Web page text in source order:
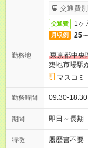
りサービス
交通費
交通費 1ヶ
月収例 25
勤務地
東京都中央
築地市場駅
マスコミ
勤務時間 09:30-18:30
期間 即日～長
特徴 履歴書不要